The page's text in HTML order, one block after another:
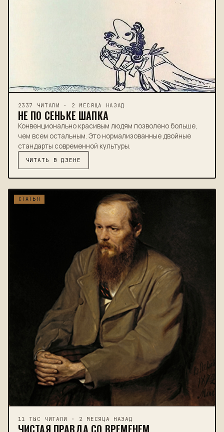
2337 ЧИТАЛИ · 2 МЕСЯЦА НАЗАД
НЕ ПО СЕНЬКЕ ШАПКА
Конвенционально красивым людям позволено больше,
чем всем остальным. Это нормализованные двойные
стандарты современной культуры.
ЧИТАТЬ В ДЗЕНЕ
СТАТЬЯ
11 ТЫС ЧИТАЛИ · 2 МЕСЯЦА НАЗАД